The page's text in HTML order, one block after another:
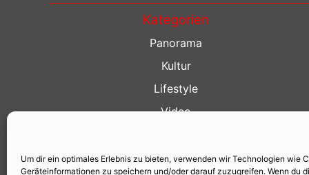
Um dir ein optimales Erlebnis zu bieten, verwenden wir Technologien wie
Geräteinformationen zu speichern und/oder darauf zuzugreifen. Wenn du
Kategorien
Panorama
Kultur
Lifestyle
Video
Kino Guide